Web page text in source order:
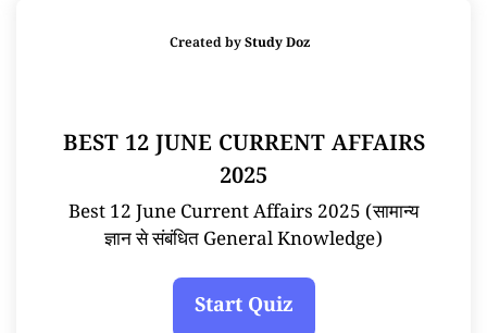
Created byStudy Doz
BEST 12 JUNE CURRENT AFFAIRS
2025
Best 12 June Current Affairs 2025 (सामान्य
ज्ञान से संबंधित General Knowledge)